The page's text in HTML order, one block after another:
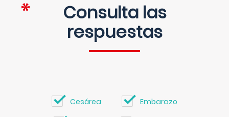
Consulta las
respuestas
Cesárea Embarazo